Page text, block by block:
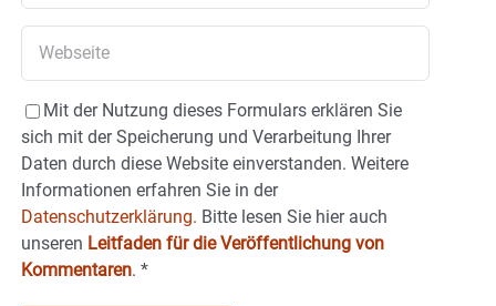
Mit der Nutzung dieses Formulars erklären Sie
sich mit der Speicherung und Verarbeitung Ihrer
Daten durch diese Website einverstanden. Weitere
Informationen erfahren Sie in der
Datenschutzerklärung. Bitte lesen Sie hier auch
unseren Leitfaden für die Veröffentlichung von
Kommentaren. *